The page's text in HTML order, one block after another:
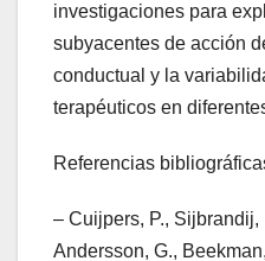
investigaciones para
subyacentes de acción
conductual y la
terapéuticos en
Referencias
– Cuijpers, P., Sijbrandij,
Andersson, G.,